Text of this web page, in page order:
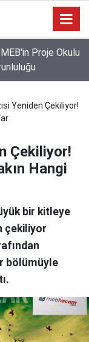
Okullara Güvenlik
Yeniden Çekiliyor!
Çekiliyor!
Hangi
bir kitleye
çekiliyor
bölümüyle